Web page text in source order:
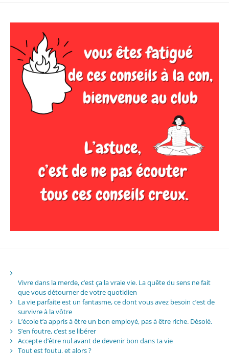
Vivre dans la merde, c’est ça la vraie vie. La quête du sens ne fait
que vous détourner de votre quotidien
La vie parfaite est un fantasme, ce dont vous avez besoin c’est de
survivre à la vôtre
L’école t’a appris à être un bon employé, pas à être riche. Désolé.
S’en foutre, c’est se libérer
Accepte d’être nul avant de devenir bon dans ta vie
Tout est foutu, et alors ?